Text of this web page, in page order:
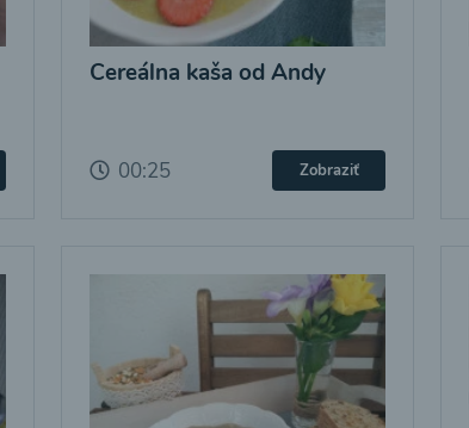
Cereálna kaša od Andy
00:25 Zobraziť